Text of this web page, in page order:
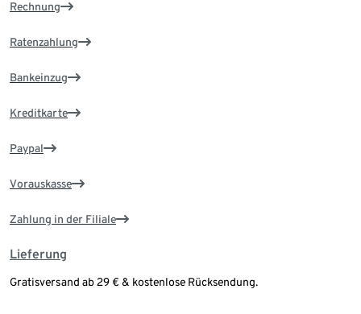
Rechnung
Ratenzahlung
Bankeinzug
Kreditkarte
Paypal
Vorauskasse
Zahlung in der Filiale
Lieferung
Gratisversand ab 29 € & kostenlose Rücksendung.